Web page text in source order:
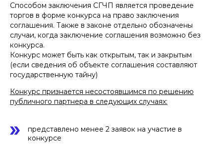
Способом заключения СГЧП является проведение
торгов в форме конкурса на право заключения
соглашения. Также в законе отдельно обозначены
случаи, когда заключение соглашения возможно без
конкурса.
Конкурс может быть как открытым, так и закрытым
(если сведения об объекте соглашения составляют
государственную тайну)
Конкурс признается несостоявшимся по решению
публичного партнера в следующих случаях:
представлено менее 2 заявок на участие в
конкурсе